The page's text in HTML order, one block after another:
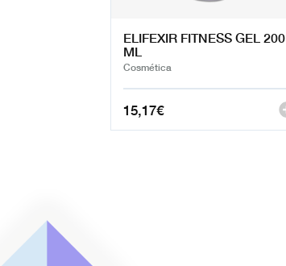
ELIFEXIR FITNESS GEL 200
ML
Cosmética
15,17€